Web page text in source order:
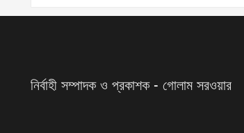
নির্বাহী সম্পাদক ও প্রকাশক - গোলাম সরওয়ার